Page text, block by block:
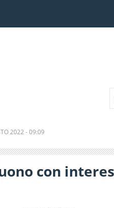
2022 - 09:09
con